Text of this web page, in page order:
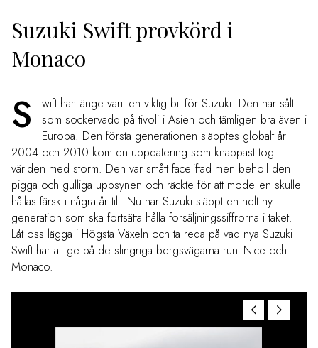
Suzuki Swift provkörd i
Monaco
S
wift har länge varit en viktig bil för Suzuki. Den har sålt
som sockervadd på tivoli i Asien och tämligen bra även i
Europa. Den första generationen släpptes globalt år
2004 och 2010 kom en uppdatering som knappast tog
världen med storm. Den var smått faceliftad men behöll den
pigga och gulliga uppsynen och räckte för att modellen skulle
hållas färsk i några år till. Nu har Suzuki släppt en helt ny
generation som ska fortsätta hålla försäljningssiffrorna i taket.
Låt oss lägga i Högsta Växeln och ta reda på vad nya Suzuki
Swift har att ge på de slingriga bergsvägarna runt Nice och
Monaco.